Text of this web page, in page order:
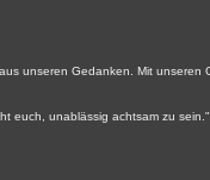
unseren Gedanken. Mit
euch, unablässig achtsam zu